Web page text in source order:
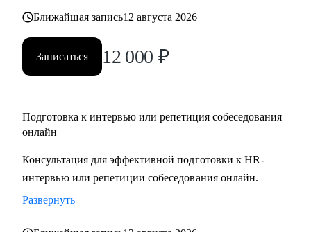
Ближайшая запись12 августа 2026
Записаться 12 000 ₽
Подготовка к интервью или репетиция собеседования
онлайн
Консультация для эффективной подготовки к HR-
интервью или репетиции собеседования онлайн.
Развернуть